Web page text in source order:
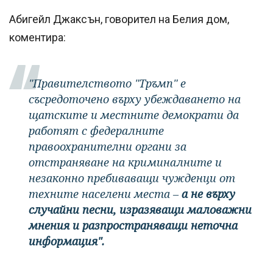
Абигейл Джаксън, говорител на Белия дом,
коментира:
"Правителството "Тръмп" е
съсредоточено върху убеждаването на
щатските и местните демократи да
работят с федералните
правоохранителни органи за
отстраняване на криминалните и
незаконно пребиваващи чужденци от
техните населени места – а не върху
случайни песни, изразяващи маловажни
мнения и разпространяващи неточна
информация".